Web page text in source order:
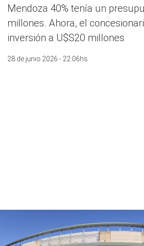
Mendoza 40% tenía un
millones. Ahora, el
inversión a U$S20 millones
28 de junio 2026 - 22:06hs